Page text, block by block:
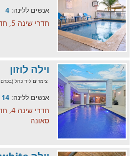
אנשים ללינה: 4
חדרי שינה 5, חדרי רחצה 4, בריכה
וילה לוזון
צימרים ליד כחל (בכרם בן
אנשים ללינה: 14
סאונה